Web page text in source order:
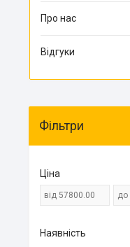
Про нас
Відгуки
Фільтри
Ціна
Наявність